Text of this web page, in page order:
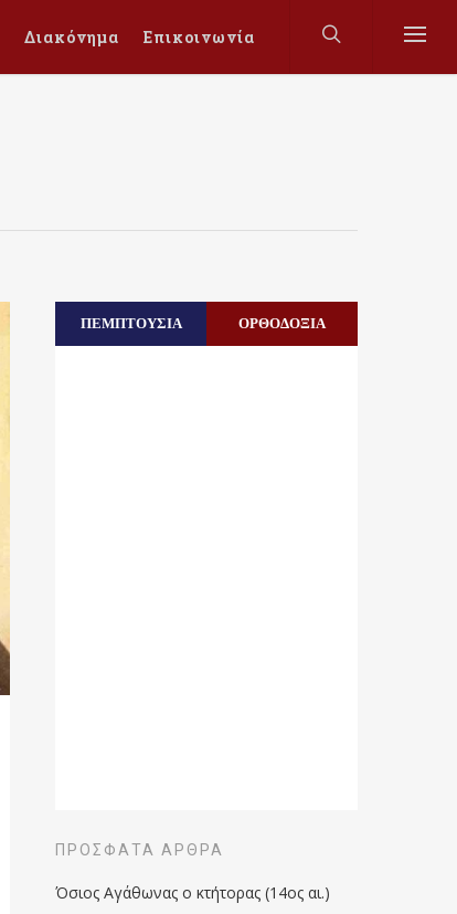
Διακόνημα Επικοινωνία
ΠΕΜΠΤΟΥΣΙΑ ΟΡΘΟΔΟΞΙΑ
ΠΡΌΣΦΑΤΑ ΆΡΘΡΑ
Όσιος Αγάθωνας ο κτήτορας (14ος αι.)